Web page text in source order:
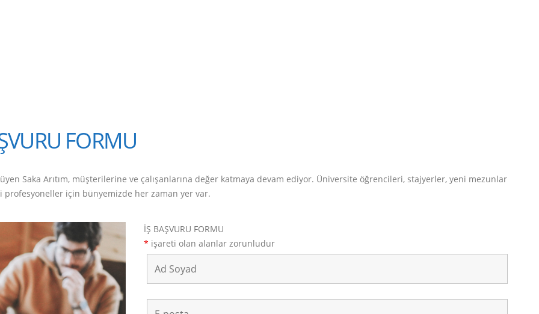
FORMU
Saka Arıtım, müşterilerine ve çalışanlarına değer katmaya devam ediyor. Üniversite öğrencileri, stajyerler, yeni mezunlar
profesyoneller için bünyemizde her zaman yer var.
İŞ BAŞVURU FORMU
* işareti olan alanlar zorunludur